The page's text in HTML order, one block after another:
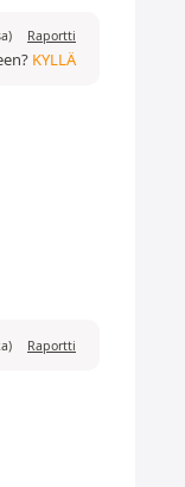
Raportti
KYLLÄ
Raportti